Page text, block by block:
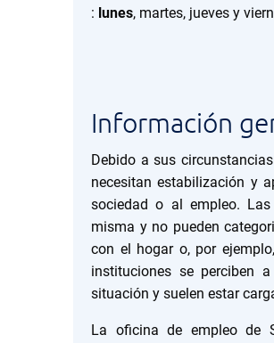
: lunes, martes, jueves y
Información
Debido a sus
necesitan estabilización y
sociedad o al empleo.
misma y no pueden
con el hogar o, por
instituciones se perciben
situación y suelen estar
La oficina de empleo de